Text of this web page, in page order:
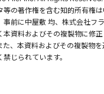
等の著作権を含む知的所有権
事前に中屋敷 均、株式会社フ
本資料およびその複製物に修
た、本資料およびその複製物
じられています。